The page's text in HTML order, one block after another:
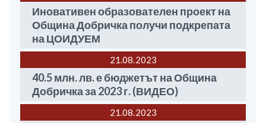
Иновативен образователен проект на
Община Добричка получи подкрепата
на ЦОИДУЕМ
21.08 2023
40.5 млн. лв. е бюджетът на Община
Добричка за 2023 г. (ВИДЕО)
21.08 2023